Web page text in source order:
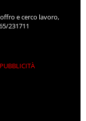
e cerco lavoro,
231711